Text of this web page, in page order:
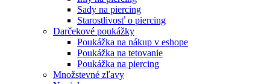
Sady na piercing
Starostlivosť o piercing
Darčekové poukážky
Poukážka na nákup v eshope
Poukážka na tetovanie
Poukážka na piercing
Množstevné zľavy